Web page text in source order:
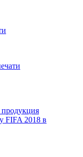
FIFA 2018 в